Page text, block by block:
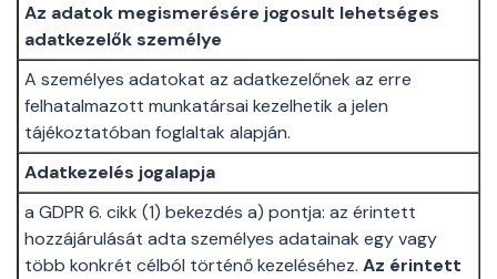
Az adatok megismerésére jogosult lehetséges
adatkezelők személye
A személyes adatokat az adatkezelőnek az erre
felhatalmazott munkatársai kezelhetik a jelen
tájékoztatóban foglaltak alapján.
Adatkezelés jogalapja
a GDPR 6. cikk (1) bekezdés a) pontja: az érintett
hozzájárulását adta személyes adatainak egy vagy
több konkrét célból történő kezeléséhez. Az érintett